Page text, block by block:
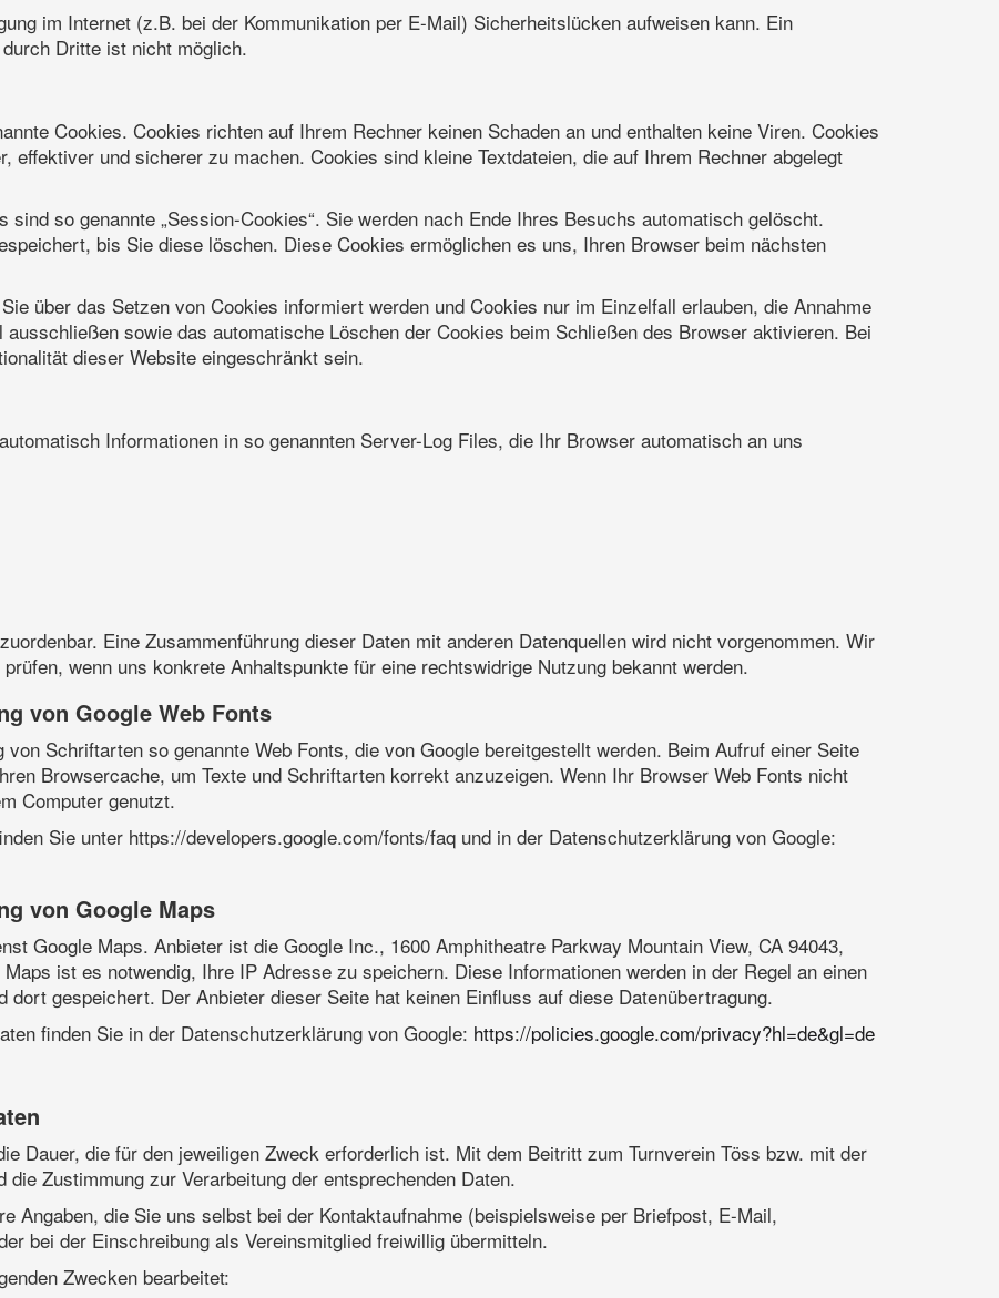
im Internet (z.B. bei der Kommunikation per E-Mail) Sicherheitslücken aufweisen kann. Ein
Dritte ist nicht möglich.
Cookies. Cookies richten auf Ihrem Rechner keinen Schaden an und enthalten keine Viren. Cookies
effektiver und sicherer zu machen. Cookies sind kleine Textdateien, die auf Ihrem Rechner abgelegt
so genannte „Session-Cookies“. Sie werden nach Ende Ihres Besuchs automatisch gelöscht.
bis Sie diese löschen. Diese Cookies ermöglichen es uns, Ihren Browser beim nächsten
über das Setzen von Cookies informiert werden und Cookies nur im Einzelfall erlauben, die Annahme
sowie das automatische Löschen der Cookies beim Schließen des Browser aktivieren. Bei
dieser Website eingeschränkt sein.
Informationen in so genannten Server-Log Files, die Ihr Browser automatisch an uns
Eine Zusammenführung dieser Daten mit anderen Datenquellen wird nicht vorgenommen. Wir
wenn uns konkrete Anhaltspunkte für eine rechtswidrige Nutzung bekannt werden.
von Google Web Fonts
Schriftarten so genannte Web Fonts, die von Google bereitgestellt werden. Beim Aufruf einer Seite
Browsercache, um Texte und Schriftarten korrekt anzuzeigen. Wenn Ihr Browser Web Fonts nicht
Computer genutzt.
Sie unter https://developers.google.com/fonts/faq und in der Datenschutzerklärung von Google:
von Google Maps
Google Maps. Anbieter ist die Google Inc., 1600 Amphitheatre Parkway Mountain View, CA 94043,
ist es notwendig, Ihre IP Adresse zu speichern. Diese Informationen werden in der Regel an einen
dort gespeichert. Der Anbieter dieser Seite hat keinen Einfluss auf diese Datenübertragung.
finden Sie in der Datenschutzerklärung von Google: https://policies.google.com/privacy?hl=de&gl=de
Dauer, die für den jeweiligen Zweck erforderlich ist. Mit dem Beitritt zum Turnverein Töss bzw. mit der
Zustimmung zur Verarbeitung der entsprechenden Daten.
Angaben, die Sie uns selbst bei der Kontaktaufnahme (beispielsweise per Briefpost, E-Mail,
bei der Einschreibung als Vereinsmitglied freiwillig übermitteln.
Zwecken bearbeitet: